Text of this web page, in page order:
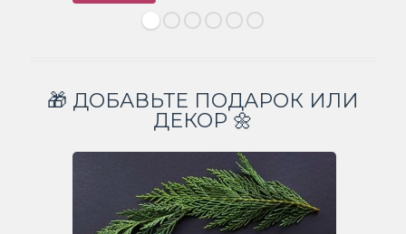
🎁 ДОБАВЬТЕ ПОДАРОК ИЛИ
ДЕКОР 🌼